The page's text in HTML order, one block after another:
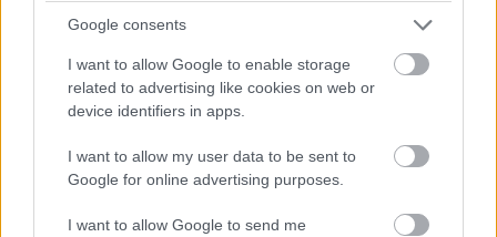
Google consents
I want to allow Google to enable storage
related to advertising like cookies on web or
device identifiers in apps.
I want to allow my user data to be sent to
Google for online advertising purposes.
I want to allow Google to send me